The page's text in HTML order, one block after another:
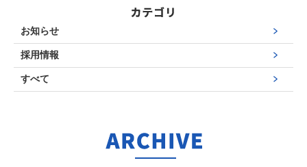
お知らせ
採用情報
すべて